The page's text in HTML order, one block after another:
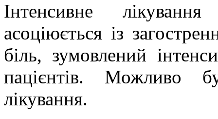
Інтенсивне
асоціюється із
біль, зумовлений
пацієнтів. Можливо
лікування.